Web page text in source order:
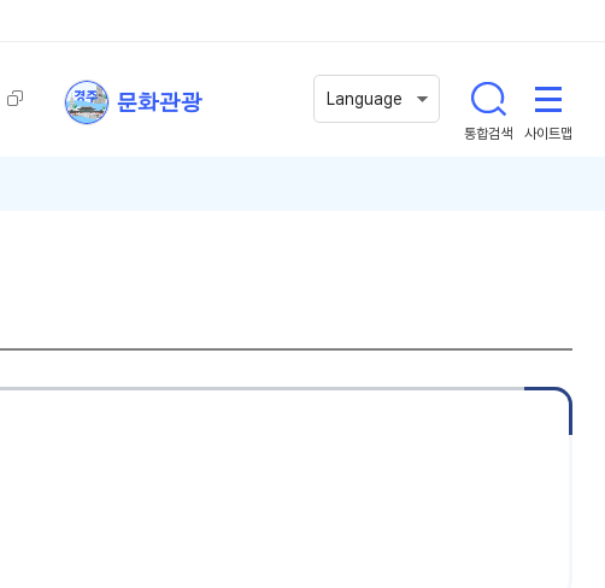
문화관광 Language
통합검색 사이트맵